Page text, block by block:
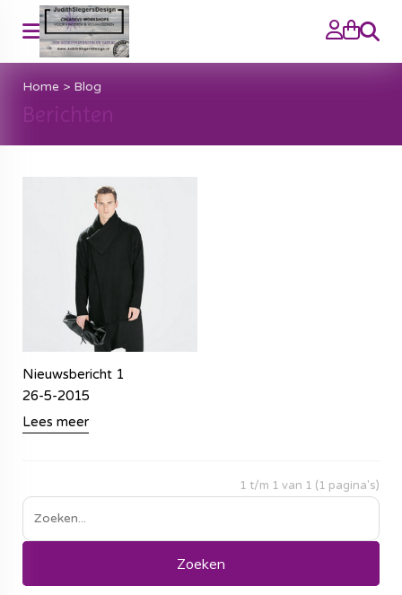
Zoeken
Home > Blog
Nieuwsbericht 1
26-5-2015
Lees meer
1 t/m 1 van 1 (1 pagina's)